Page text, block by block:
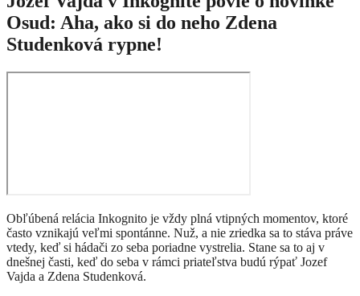
Osud: Aha, ako si do neho Zdena
Studenková rypne!
Obľúbená relácia Inkognito je vždy plná vtipných momentov, ktoré
často vznikajú veľmi spontánne. Nuž, a nie zriedka sa to stáva práve
vtedy, keď si hádači zo seba poriadne vystrelia. Stane sa to aj v
dnešnej časti, keď do seba v rámci priateľstva budú rýpať Jozef
Vajda a Zdena Studenková.